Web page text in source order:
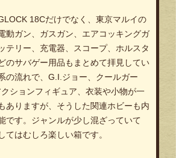
18Cだけでなく、東京マルイの
動ガン、ガスガン、エアコッキングガ
テリー、充電器、スコープ、ホルスタ
のサバゲー用品もまとめて拝見してい
の流れで、G.I.ジョー、クールガー
ションフィギュア、衣装や小物が一
ありますが、そうした関連ホビーも内
です。ジャンルが少し混ざっていて
てはむしろ楽しい箱です。